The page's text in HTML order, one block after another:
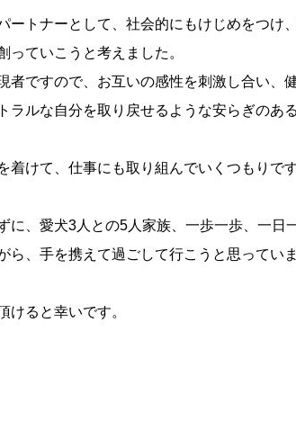
ートナーとして、社会的にもけじめをつけ
ていこうと考えました。
者ですので、お互いの感性を刺激し合い、
ラルな自分を取り戻せるような安らぎのあ
けて、仕事にも取り組んでいくつもりです
に、愛犬3人との5人家族、一歩一歩、一日
、手を携えて過ごして行こうと思っていま
けると幸いです。